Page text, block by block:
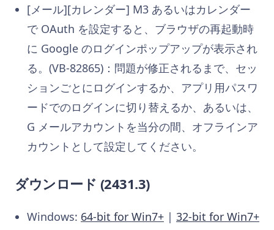
[メール][カレンダー] M3 あるいはカレンダー
で OAuth を設定すると、ブラウザの再起動時
に Google のログインポップアップが表示され
る。(VB-82865)：問題が修正されるまで、セッ
ションごとにログインするか、アプリ用パスワ
ードでのログインに切り替えるか、あるいは、
G メールアカウントを当分の間、オフラインア
カウントとして設定してください。
ダウンロード (2431.3)
Windows: 64-bit for Win7+ | 32-bit for Win7+